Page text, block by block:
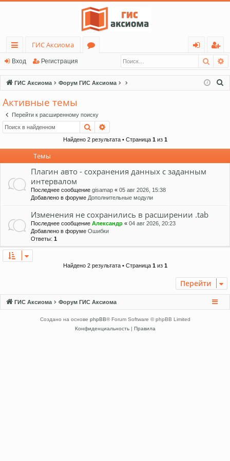
с
ы
лк
и
ГИС Аксиома
ру
м
д
ег
ис
тр
Вход Регистрация
ГИС Аксиома Форум ГИС Аксиома
Активные темы
Перейти к расширенному поиску
Поиск
Найдено 2 результата • Страница 1из 1
Темы
Плагин авто - сохранения данных с заданным
интервалом
Последнее сообщение gisamap « 05 авг 2026, 15:38
Добавлено в форуме Дополнительные модули
Изменения не сохранились в расширении .tab
Последнее сообщение Александр « 04 авг 2026, 20:23
Добавлено в форуме Ошибки
Ответы: 1
Найдено 2 результата • Страница 1из 1
Перейти
ГИС Аксиома Форум ГИС Аксиома
Создано на основе phpBB® Forum Software © phpBB Limited
Конфиденциальность| Правила